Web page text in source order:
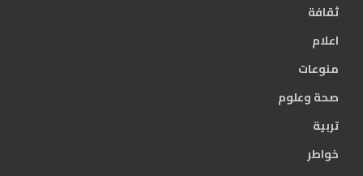
ثقافة
اعلام
منوعات
صحة وعلوم
تربية
خواطر